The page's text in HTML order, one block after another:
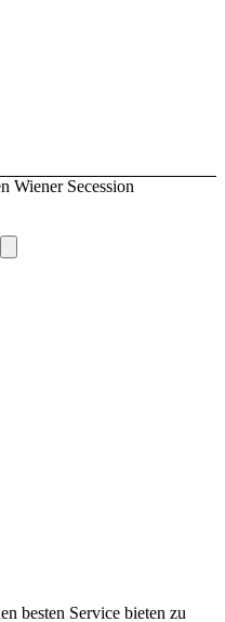
Wiener Secession
besten Service bieten zu